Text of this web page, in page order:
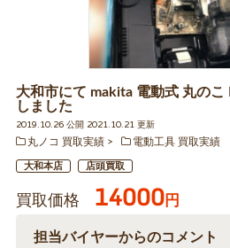
大和市にて makita 電動式 丸のこ
しました
2019.10.26 公開 2021.10.21 更新
丸ノコ 買取実績
電動工具 買取実績
大和本店 店頭買取
買取価格 14000円
担当バイヤーからのコメント